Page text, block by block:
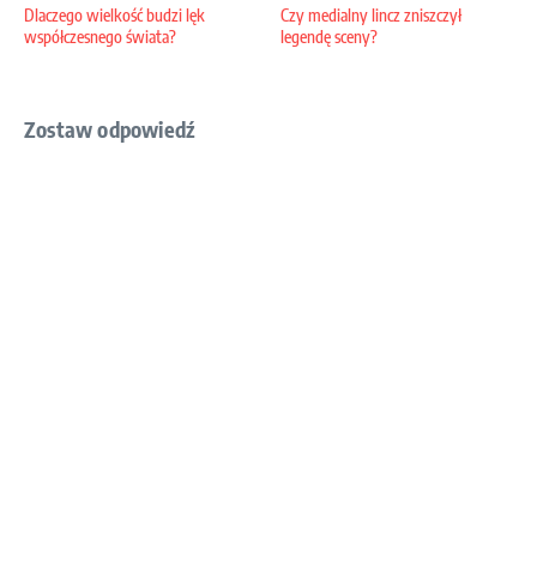
Dlaczego wielkość budzi lęk
współczesnego świata?
Czy medialny lincz zniszczył
legendę sceny?
Zostaw odpowiedź